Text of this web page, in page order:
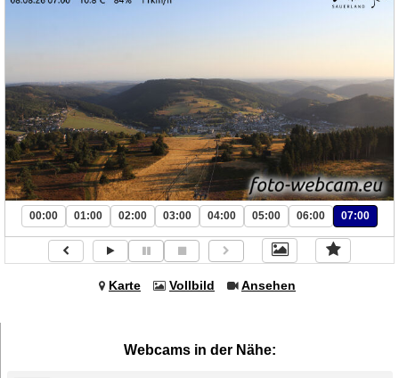
00:00 01:00 02:00 03:00 04:00 05:00 06:00 07:00
Karte Vollbild Ansehen
Webcams in der Nähe: